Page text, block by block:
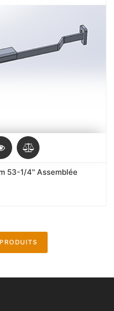
53-1/4'' Assemblée